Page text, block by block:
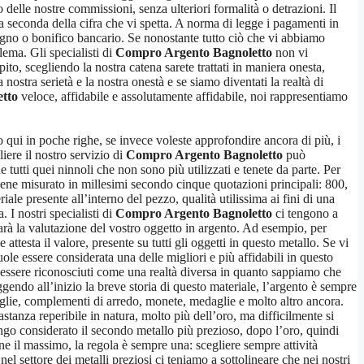
nostre commissioni, senza ulteriori formalità o detrazioni. Il
della cifra che vi spetta. A norma di legge i pagamenti in
o bonifico bancario. Se nonostante tutto ciò che vi abbiamo
Gli specialisti di Compro Argento Bagnoletto non vi
scegliendo la nostra catena sarete trattati in maniera onesta,
serietà e la nostra onestà e se siamo diventati la realtà di
veloce, affidabile e assolutamente affidabile, noi rappresentiamo
in poche righe, se invece voleste approfondire ancora di più, i
il nostro servizio di Compro Argento Bagnoletto può
quei ninnoli che non sono più utilizzati e tenete da parte. Per
misurato in millesimi secondo cinque quotazioni principali: 800,
presente all’interno del pezzo, qualità utilissima ai fini di una
I nostri specialisti di Compro Argento Bagnoletto ci tengono a
la valutazione del vostro oggetto in argento. Ad esempio, per
il valore, presente su tutti gli oggetti in questo metallo. Se vi
essere considerata una delle migliori e più affidabili in questo
riconosciuti come una realtà diversa in quanto sappiamo che
all’inizio la breve storia di questo materiale, l’argento è sempre
complementi di arredo, monete, medaglie e molto altro ancora.
reperibile in natura, molto più dell’oro, ma difficilmente si
considerato il secondo metallo più prezioso, dopo l’oro, quindi
il massimo, la regola è sempre una: scegliere sempre attività
settore dei metalli preziosi ci teniamo a sottolineare che nei nostri